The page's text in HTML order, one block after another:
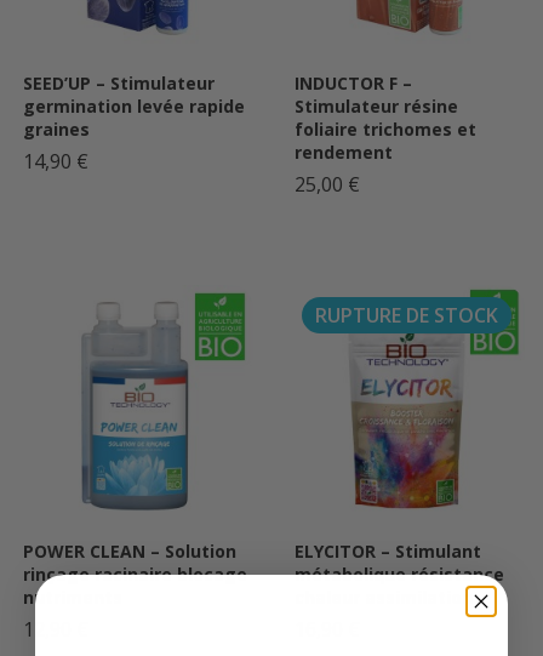
SEED’UP – Stimulateur
germination levée rapide
graines
14,90 €
INDUCTOR F –
Stimulateur résine
foliaire trichomes et
rendement
25,00 €
POWER CLEAN – Solution
rinçage racinaire blocage
nutriments
12,90 €
ELYCITOR – Stimulant
métabolique résistance
chaleur assimilation
RUPTURE DE STOCK